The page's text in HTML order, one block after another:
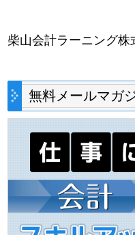
柴山会計ラーニング株
無料メールマガ